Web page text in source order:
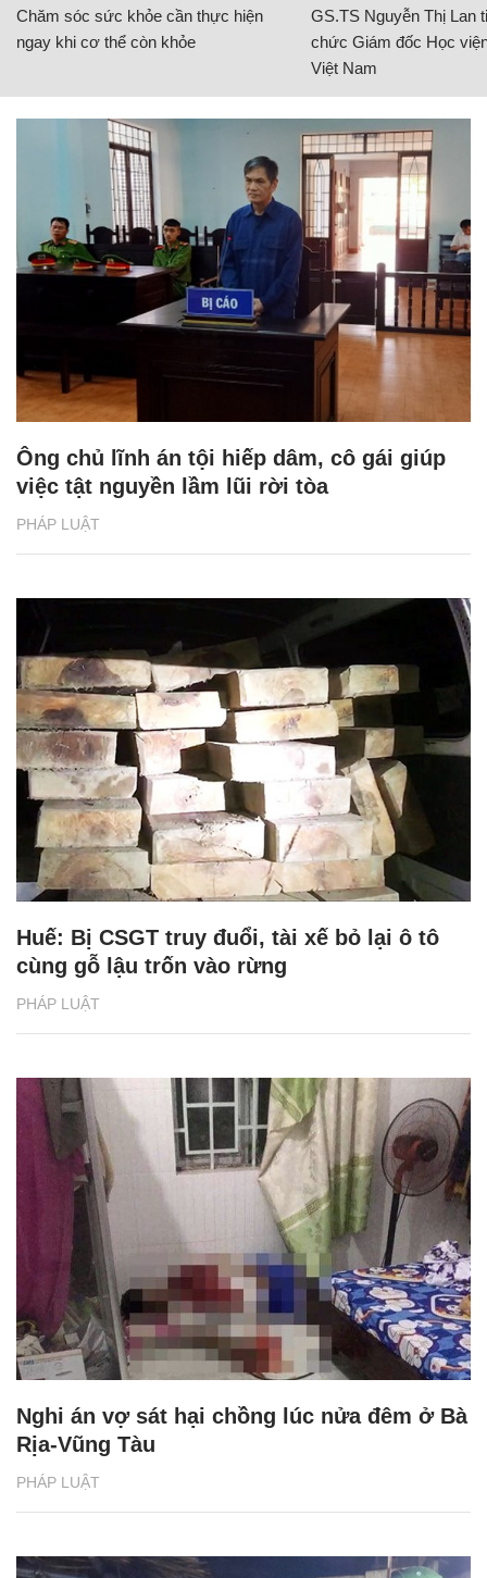
Chăm sóc sức khỏe cần thực hiện
ngay khi cơ thể còn khỏe
GS.TS Nguyễn Thị Lan
chức Giám đốc Học
Việt Nam
PHÁP LUẬT
Ông chủ lĩnh án tội hiếp dâm, cô gái giúp
việc tật nguyền lầm lũi rời tòa
PHÁP LUẬT
Huế: Bị CSGT truy đuổi, tài xế bỏ lại ô tô
cùng gỗ lậu trốn vào rừng
PHÁP LUẬT
Nghi án vợ sát hại chồng lúc nửa đêm ở Bà
Rịa-Vũng Tàu